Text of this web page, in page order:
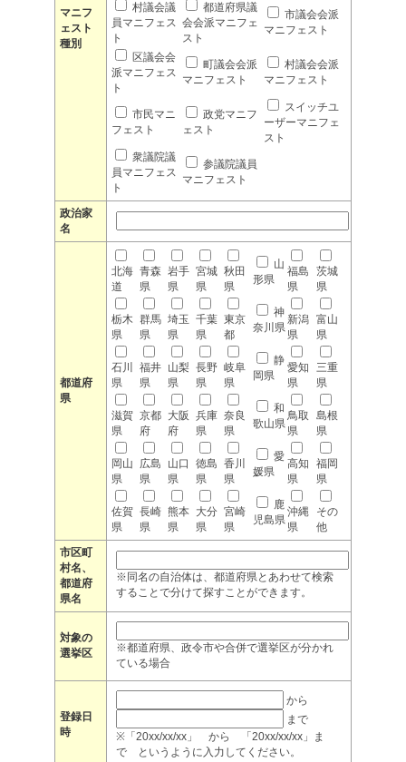
マニフ
ェスト
種別
村議会議
員マニフェス
ト
都道府県議
会会派マニフェ
スト
市議会会派
マニフェスト
区議会会
派マニフェス
ト
町議会会派
マニフェスト
村議会会派
マニフェスト
市民マニ
フェスト
政党マニフ
ェスト
スイッチユ
ーザーマニフェ
スト
衆議院議
員マニフェス
ト
参議院議員
マニフェスト
政治家
名
都道府
県
北海
道
青森
県
岩手
県
宮城
県
秋田
県
山
形県
福島
県
茨城
県
栃木
県
群馬
県
埼玉
県
千葉
県
東京
都
神
奈川県
新潟
県
富山
県
石川
県
福井
県
山梨
県
長野
県
岐阜
県
静
岡県
愛知
県
三重
県
滋賀
県
京都
府
大阪
府
兵庫
県
奈良
県
和
歌山県
鳥取
県
島根
県
岡山
県
広島
県
山口
県
徳島
県
香川
県
愛
媛県
高知
県
福岡
県
佐賀
県
長崎
県
熊本
県
大分
県
宮崎
県
鹿
児島県
沖縄
県
その
他
市区町
村名、
都道府
県名
※同名の自治体は、都道府県とあわせて検索
することで分けて探すことができます。
対象の
選挙区
※都道府県、政令市や合併で選挙区が分かれ
ている場合
登録日
時
から
まで
※「20xx/xx/xx」 から 「20xx/xx/xx」ま
で というように入力してください。